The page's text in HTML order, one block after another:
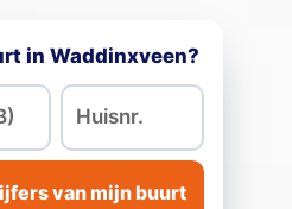
in Waddinxveen?
van mijn buurt